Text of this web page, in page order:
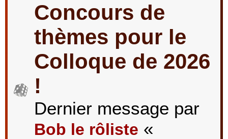
Concours de
thèmes pour le
Colloque de 2026
!
Dernier message par
Bob le rôliste «